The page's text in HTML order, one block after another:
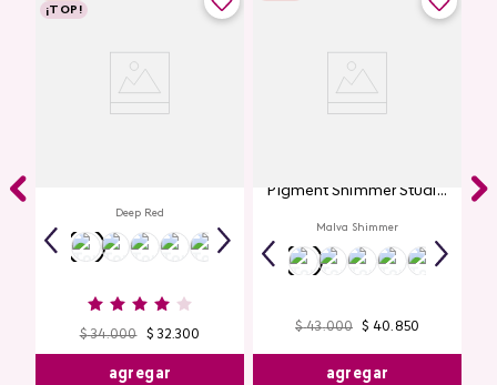
¡TOP!
Deep Red
$ 34.000 $ 32.300
agregar
Pigment Shimmer Studio
Malva Shimmer
$ 43.000 $ 40. 850
agregar